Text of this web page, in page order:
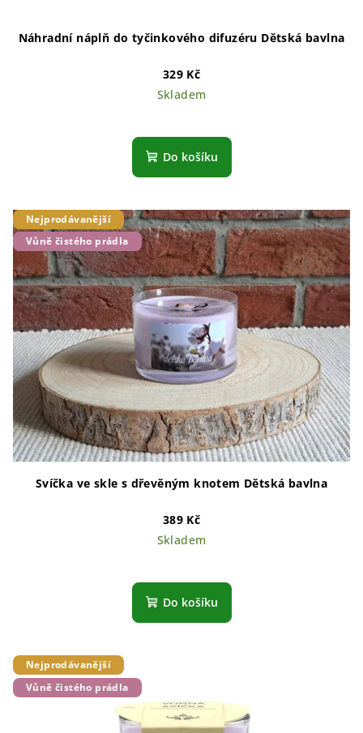
Náhradní náplň do tyčinkového difuzéru Dětská bavlna
329 Kč
Skladem
Do košíku
Nejprodávanější
Vůně čistého prádla
Svíčka ve skle s dřevěným knotem Dětská bavlna
389 Kč
Skladem
Do košíku
Nejprodávanější
Vůně čistého prádla